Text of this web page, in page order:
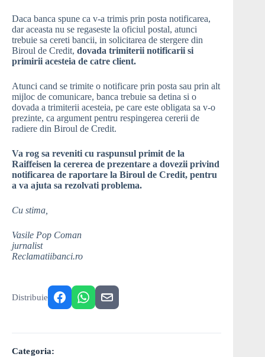
Daca banca spune ca v-a trimis prin posta notificarea,
dar aceasta nu se regaseste la oficiul postal, atunci
trebuie sa cereti bancii, in solicitarea de stergere din
Biroul de Credit, dovada trimiterii notificarii si
primirii acesteia de catre client.
Atunci cand se trimite o notificare prin posta sau prin alt
mijloc de comunicare, banca trebuie sa detina si o
dovada a trimiterii acesteia, pe care este obligata sa v-o
prezinte, ca argument pentru respingerea cererii de
radiere din Biroul de Credit.
Va rog sa reveniti cu raspunsul primit de la
Raiffeisen la cererea de prezentare a dovezii privind
notificarea de raportare la Biroul de Credit, pentru
a va ajuta sa rezolvati problema.
Cu stima,
Vasile Pop Coman
jurnalist
Reclamatiibanci.ro
Distribuie
Categoria: